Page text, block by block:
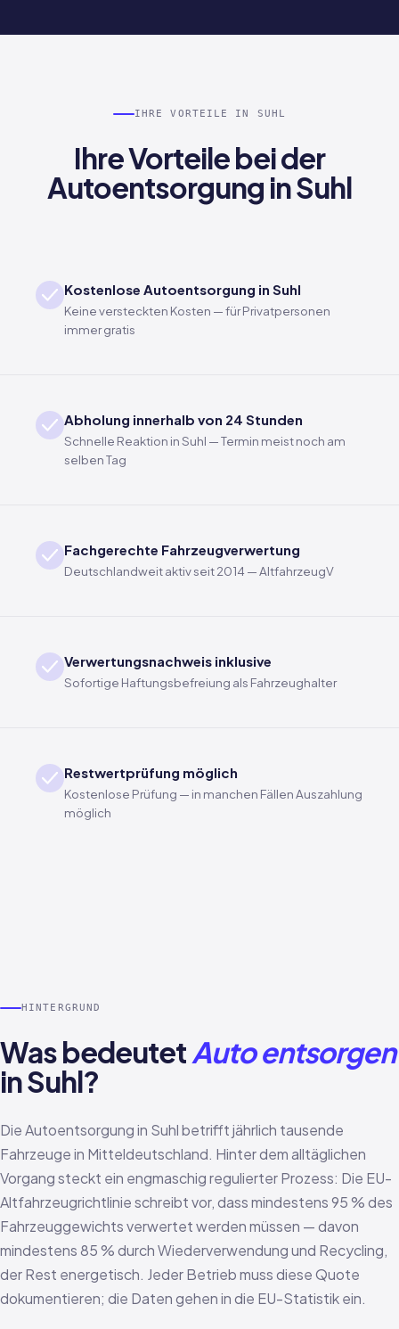
IHRE VORTEILE IN SUHL
Ihre Vorteile bei der
Autoentsorgung in Suhl
Kostenlose Autoentsorgung in Suhl
Keine versteckten Kosten — für Privatpersonen
immer gratis
Abholung innerhalb von 24 Stunden
Schnelle Reaktion in Suhl — Termin meist noch am
selben Tag
Fachgerechte Fahrzeugverwertung
Deutschlandweit aktiv seit 2014 — AltfahrzeugV
Verwertungsnachweis inklusive
Sofortige Haftungsbefreiung als Fahrzeughalter
Restwertprüfung möglich
Kostenlose Prüfung — in manchen Fällen Auszahlung
möglich
HINTERGRUND
Was bedeutetAuto entsorgen
in Suhl?
Die Autoentsorgung in Suhl betrifft jährlich tausende
Fahrzeuge in Mitteldeutschland. Hinter dem alltäglichen
Vorgang steckt ein engmaschig regulierter Prozess: Die EU-
Altfahrzeugrichtlinie schreibt vor, dass mindestens 95 % des
Fahrzeuggewichts verwertet werden müssen — davon
mindestens 85 % durch Wiederverwendung und Recycling,
der Rest energetisch. Jeder Betrieb muss diese Quote
dokumentieren; die Daten gehen in die EU-Statistik ein.